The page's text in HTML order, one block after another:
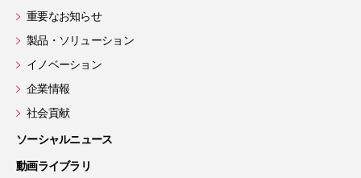
重要なお知らせ
製品・ソリューション
イノベーション
企業情報
社会貢献
ソーシャルニュース
動画ライブラリ